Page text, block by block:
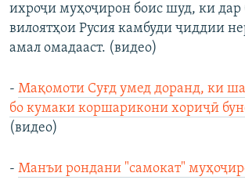
ихроҷи муҳоҷирон боис шуд, ки дар
вилоятҳои Русия камбуди ҷиддии
амал омадааст. (видео)
- Мақомоти Суғд умед доранд, ки
бо кумаки коршарикони хориҷӣ
(видео)
- Манъи рондани "самокат"